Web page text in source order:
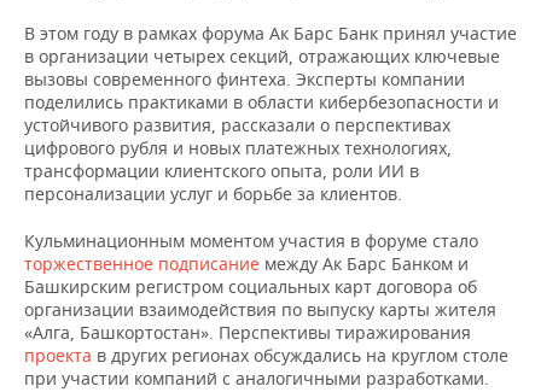
В этом году в рамках форума Ак Барс Банк принял участие
в организации четырех секций, отражающих ключевые
вызовы современного финтеха. Эксперты компании
поделились практиками в области кибербезопасности и
устойчивого развития, рассказали о перспективах
цифрового рубля и новых платежных технологиях,
трансформации клиентского опыта, роли ИИ в
персонализации услуг и борьбе за клиентов.
Кульминационным моментом участия в форуме стало
торжественное подписание между Ак Барс Банком и
Башкирским регистром социальных карт договора об
организации взаимодействия по выпуску карты жителя
«Алга, Башкортостан». Перспективы тиражирования
проекта в других регионах обсуждались на круглом столе
при участии компаний с аналогичными разработками.